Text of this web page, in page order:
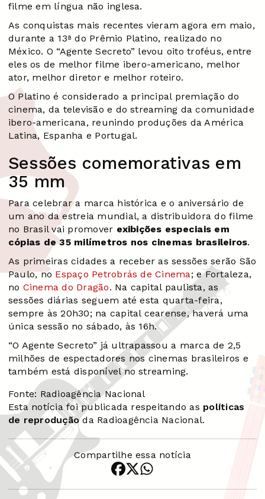
filme em língua não inglesa.
As conquistas mais recentes vieram agora em maio,
durante a 13ª do Prêmio Platino, realizado no
México. O “Agente Secreto” levou oito troféus, entre
eles os de melhor filme ibero-americano, melhor
ator, melhor diretor e melhor roteiro.
O Platino é considerado a principal premiação do
cinema, da televisão e do streaming da comunidade
ibero-americana, reunindo produções da América
Latina, Espanha e Portugal.
Sessões comemorativas em
35 mm
Para celebrar a marca histórica e o aniversário de
um ano da estreia mundial, a distribuidora do filme
no Brasil vai promover exibições especiais em
cópias de 35 milímetros nos cinemas brasileiros.
As primeiras cidades a receber as sessões serão São
Paulo, no Espaço Petrobrás de Cinema; e Fortaleza,
no Cinema do Dragão. Na capital paulista, as
sessões diárias seguem até esta quarta-feira,
sempre às 20h30; na capital cearense, haverá uma
única sessão no sábado, às 16h.
“O Agente Secreto” já ultrapassou a marca de 2,5
milhões de espectadores nos cinemas brasileiros e
também está disponível no streaming.
Fonte: Radioagência Nacional
Esta notícia foi publicada respeitando as políticas
de reproduçãoda Radioagência Nacional.
Compartilhe essa notícia